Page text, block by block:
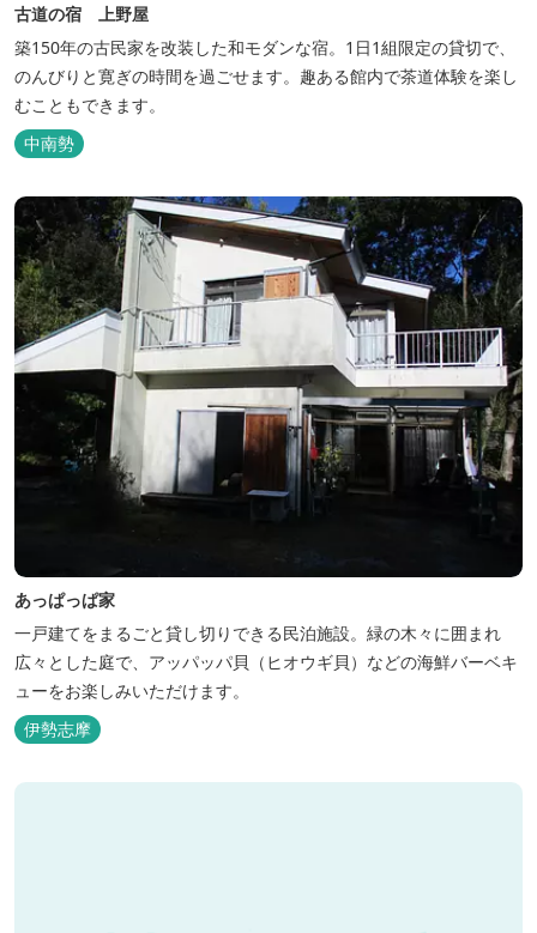
古道の宿 上野屋
築150年の古民家を改装した和モダンな宿。1日1組限定の貸切で、
のんびりと寛ぎの時間を過ごせます。趣ある館内で茶道体験を楽し
むこともできます。
中南勢
あっぱっぱ家
一戸建てをまるごと貸し切りできる民泊施設。緑の木々に囲まれ
広々とした庭で、アッパッパ貝（ヒオウギ貝）などの海鮮バーベキ
ューをお楽しみいただけます。
伊勢志摩